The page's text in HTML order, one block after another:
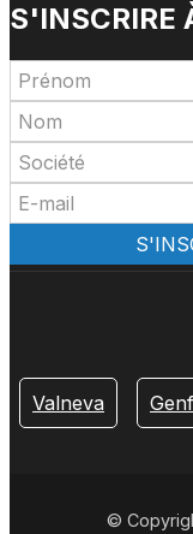
S'INSCRIRE
Valneva
©